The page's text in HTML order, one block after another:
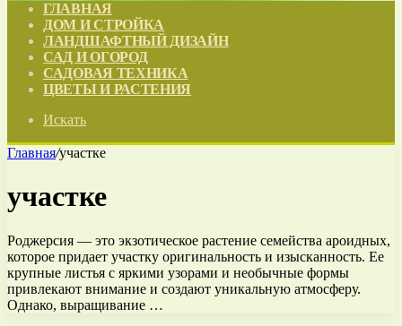
ГЛАВНАЯ
ДОМ И СТРОЙКА
ЛАНДШАФТНЫЙ ДИЗАЙН
САД И ОГОРОД
САДОВАЯ ТЕХНИКА
ЦВЕТЫ И РАСТЕНИЯ
Искать
Главная/участке
участке
Роджерсия — это экзотическое растение семейства ароидных,
которое придает участку оригинальность и изысканность. Ее
крупные листья с яркими узорами и необычные формы
привлекают внимание и создают уникальную атмосферу.
Однако, выращивание …